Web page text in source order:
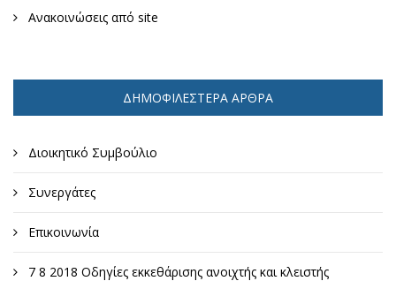
Ανακοινώσεις από site
ΔΗΜΟΦΙΛΈΣΤΕΡΑ ΆΡΘΡΑ
Διοικητικό Συμβούλιο
Συνεργάτες
Επικοινωνία
7 8 2018 Οδηγίες εκκεθάρισης ανοιχτής και κλειστής